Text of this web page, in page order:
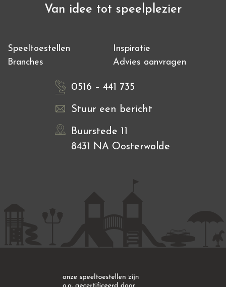
Van idee tot speelplezier
Speeltoestellen
Inspiratie
Branches
Advies aanvragen
0516 – 441 735
Stuur een bericht
Buurstede 11
8431 NA Oosterwolde